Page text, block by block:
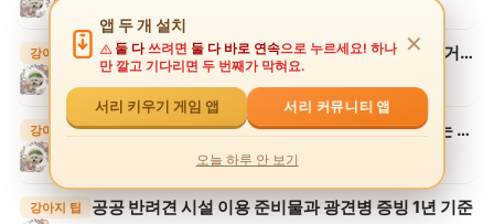
강아지 팁 추석 연휴 애견호텔 예약 전 확인할 5가지와 위탁 거부 사유
강아지 팁 개물림 사고 치료비 청구 3단계와 견주가 책임지는 범위
조회 2 08/05
강아지 팁 공공 반려견 시설 이용 준비물과 광견병 증빙 1년 기준
앱 두 개 설치
둘 다쓰려면 둘 다 바로 연속으로 누르세요! 하나
만 깔고 기다리면 두 번째가 막혀요.
✕
서리 키우기 게임 앱 서리 커뮤니티 앱
오늘 하루 안 보기